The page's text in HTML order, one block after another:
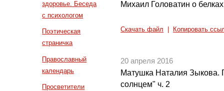
здоровье. Беседа
с психологом
Поэтическая
страничка
Православный
календарь
Просветители
Михаил Головатин о белках
Скачать файл Копировать
20 апреля 2016
Матушка Наталия Зыкова.
солнцем" ч. 2